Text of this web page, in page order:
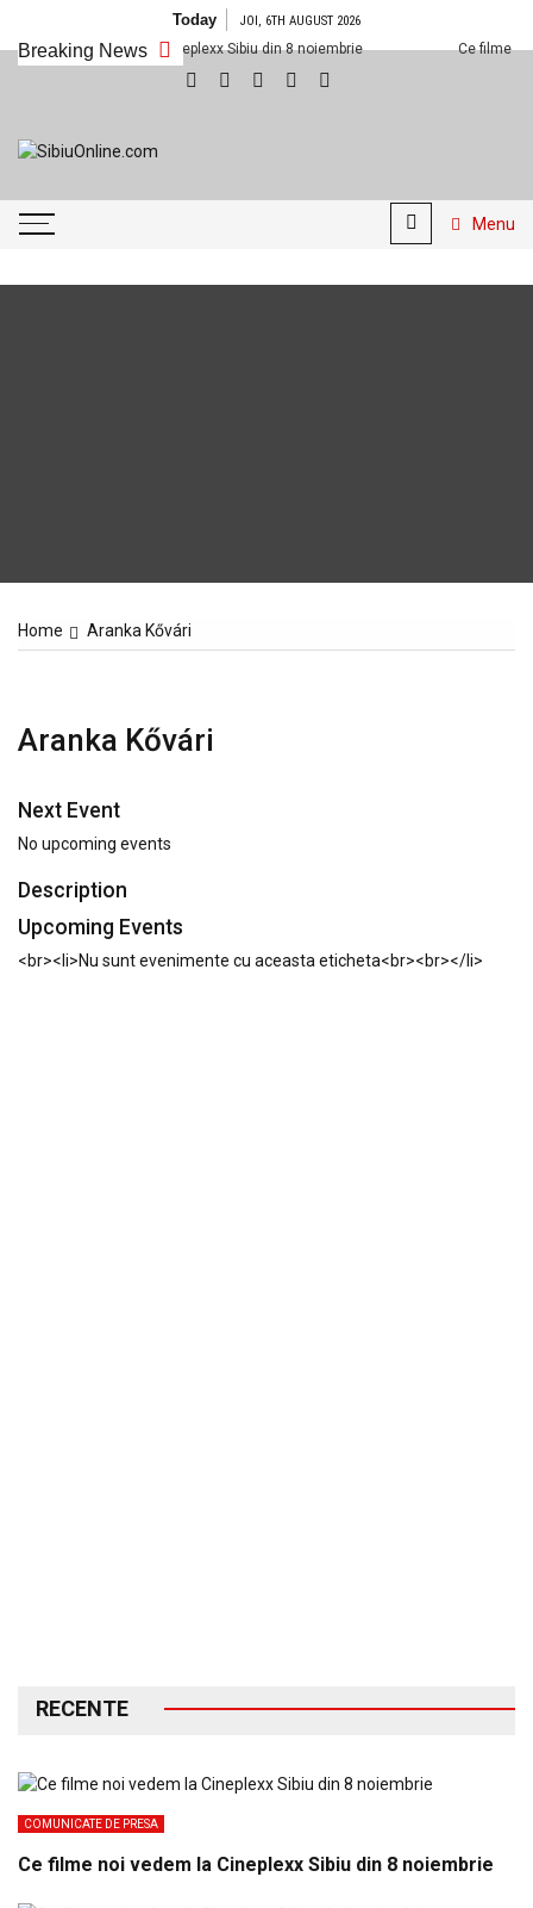
content
Today JOI, 6TH AUGUST 2026
Breaking News
filme noi vedem la Cineplexx Sibiu din 8 noiembrie Ce filme noi
Sibiu!!!
Menu
Home Aranka Kővári
Aranka Kővári
Next Event
No upcoming events
Description
Upcoming Events
<br><li>Nu sunt evenimente cu aceasta eticheta<br><br></li>
RECENTE
COMUNICATE DE PRESA
Ce filme noi vedem la Cineplexx Sibiu din 8 noiembrie